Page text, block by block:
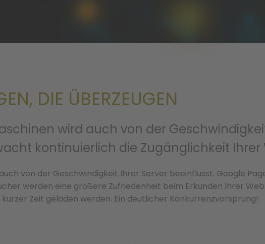
DIE ÜBERZEUGEN
wird auch von der
kontinuierlich die Zugänglichkeit Ihrer
von der Geschwindigkeit Ihrer Server beeinflusst. Google
werden eine größere Zufriedenheit beim Erkunden Ihrer
Zeit geladen werden. Ein deutlicher Konkurrenzvorsprung!